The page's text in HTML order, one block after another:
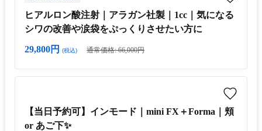
ヒアルロン酸注射｜アラガン社製｜1cc｜気になる
シワの改善や涙袋をぷっくりさせたい方に
29,800円 (税込) 通常価格: 66,000円
【当日予約可】インモード｜mini FX＋Forma｜頬
or あご下✨